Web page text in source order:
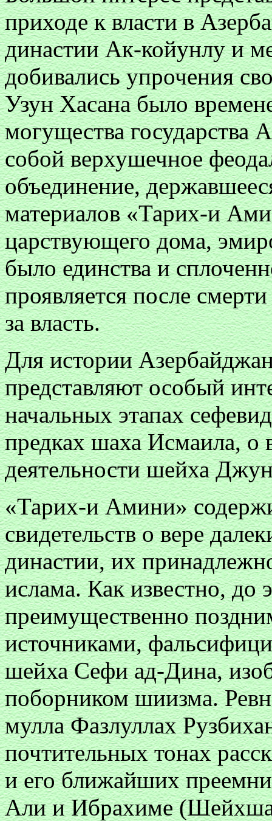
приходе к власти в
династии Ак-койунлу и
добивались упрочения
Узун Хасана было
могущества государства
собой верхушечное
объединение,
материалов «Тарих-и
царствующего дома,
было единства и
проявляется после
за власть.
Для истории
представляют особый
начальных этапах
предках шаха Исмаила, о
деятельности шейха
«Тарих-и Амини»
свидетельств о вере
династии, их
ислама. Как известно, до
преимущественно
источниками,
шейха Сефи ад-Дина,
поборником шиизма.
мулла Фазлуллах
почтительных тонах
и его ближайших
Али и Ибрахиме